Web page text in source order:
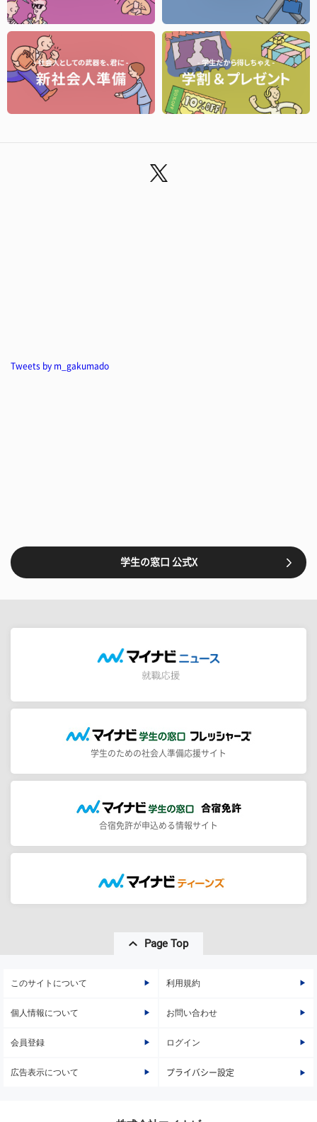
Tweets by m_gakumado
学生の窓口 公式X
学生のための社会人準備応援サイト
合宿免許が申込める情報サイト
Page Top
このサイトについて 利用規約
個人情報について お問い合わせ
会員登録 ログイン
広告表示について プライバシー設定